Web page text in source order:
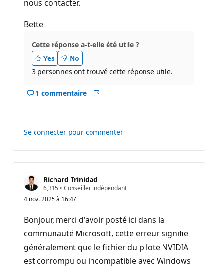
p
o
n
nous contacter.
Bette
Cette réponse a-t-elle été utile ?
Yes
No
3 personnes ont trouvé cette réponse utile.
1 commentaire
Afficher
pour
réponse
Se connecter pour commenter
Richard Trinidad
6,315 P
t
s
d
e
r
p
• Conseiller indépendant
4 nov. 2025 à 16:47
Bonjour, merci d'avoir posté ici dans la
communauté Microsoft, cette erreur signifie
généralement que le fichier du pilote NVIDIA
est corrompu ou incompatible avec Windows